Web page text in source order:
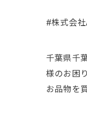
#株式会
千葉県千
様のお困
お品物を